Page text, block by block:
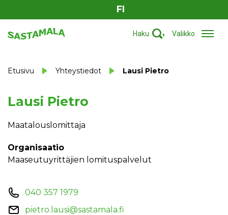
FI
Haku Valikko
Etusivu Yhteystiedot Lausi Pietro
Lausi Pietro
Maatalouslomittaja
Organisaatio
Maaseutuyrittäjien lomituspalvelut
040 357 1979
pietro.lausi@sastamala.fi